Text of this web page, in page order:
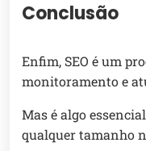
Conclusão
Enfim, SEO é um
monitoramento e
Mas é algo
qualquer tamanho